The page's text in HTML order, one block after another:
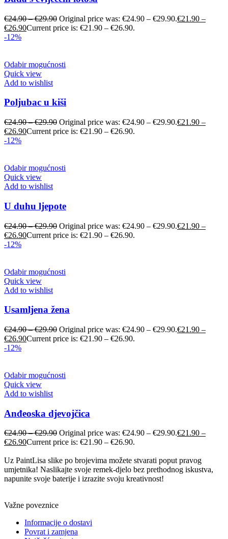
€24.90–€29.90 Original price was: €24.90 – €29.90.€21.90 –
€26.90Current price is: €21.90 – €26.90.
-12%
Odabir mogućnosti
Quick view
Add to wishlist
Poljubac u kiši
€24.90–€29.90 Original price was: €24.90 – €29.90.€21.90 –
€26.90Current price is: €21.90 – €26.90.
-12%
Odabir mogućnosti
Quick view
Add to wishlist
U duhu ljepote
€24.90–€29.90 Original price was: €24.90 – €29.90.€21.90 –
€26.90Current price is: €21.90 – €26.90.
-12%
Odabir mogućnosti
Quick view
Add to wishlist
Usamljena žena
€24.90–€29.90 Original price was: €24.90 – €29.90.€21.90 –
€26.90Current price is: €21.90 – €26.90.
-12%
Odabir mogućnosti
Quick view
Add to wishlist
Anđeoska djevojčica
€24.90–€29.90 Original price was: €24.90 – €29.90.€21.90 –
€26.90Current price is: €21.90 – €26.90.
Uz PaintLisa slike po brojevima možete stvarati poput pravog
umjetnika! Naslikajte svoje remek-djelo bez prethodnog iskustva,
napunite svoje baterije i izrazite svoju kreativnost!
Važne poveznice
Informacije o dostavi
Povrat i zamjena